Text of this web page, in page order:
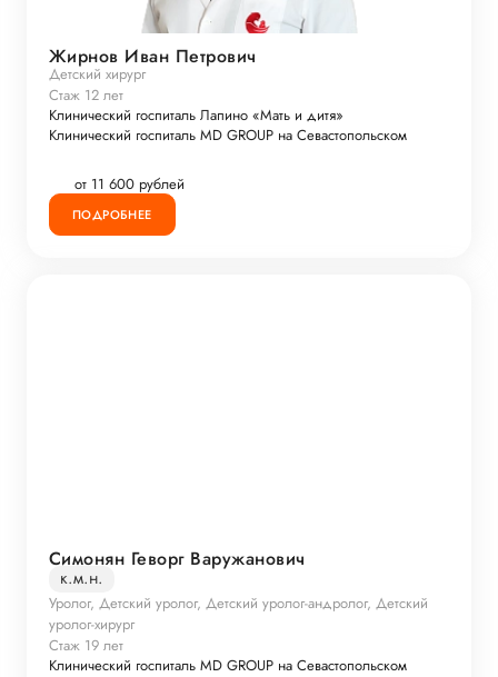
Жирнов Иван Петрович
Детский хирург
Стаж 12 лет
Клинический госпиталь Лапино «Мать и дитя»
Клинический госпиталь MD GROUP на Севастопольском
от 11 600 рублей
ПОДРОБНЕЕ
Симонян Геворг Варужанович
к.м.н.
Уролог, Детский уролог, Детский уролог-андролог, Детский
уролог-хирург
Стаж 19 лет
Клинический госпиталь MD GROUP на Севастопольском